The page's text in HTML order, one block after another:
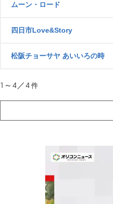
ムーン・ロード
四日市Love&Story
松阪チョーサヤ あいいろの時
1～4／4件